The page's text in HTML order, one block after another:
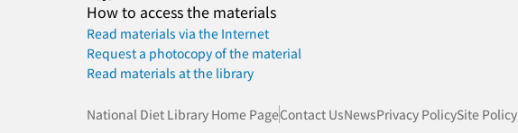
How to access the materials
Read materials via the Internet
Request a photocopy of the material
Read materials at the library
National Diet Library Home PageContact UsNewsPrivacy PolicySite Policy